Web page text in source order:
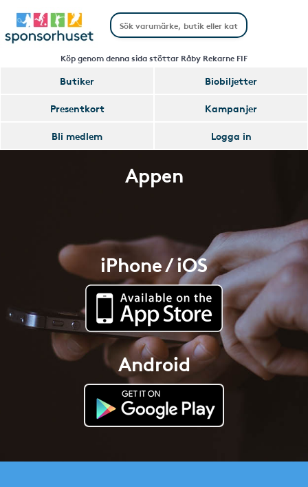
Köp genom denna sida stöttar Råby Rekarne FIF
Butiker
Biobiljetter
Presentkort
Kampanjer
Bli medlem
Logga in
Appen
iPhone / iOS
Android